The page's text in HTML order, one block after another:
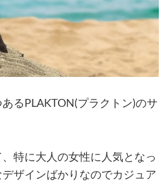
るPLAKTON(プラクトン)のサ
特に大人の女性に人気となっ
ザインばかりなのでカジュア